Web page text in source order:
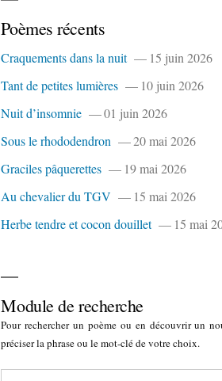
Poèmes récents
Craquements dans la nuit
15 juin 2026
Tant de petites lumières
10 juin 2026
Nuit d’insomnie
01 juin 2026
Sous le rhododendron
20 mai 2026
Graciles pâquerettes
19 mai 2026
Au chevalier du TGV
15 mai 2026
Herbe tendre et cocon douillet
15 mai
Module de recherche
Pour rechercher un poème ou en découvrir un
préciser la phrase ou le mot-clé de votre choix.